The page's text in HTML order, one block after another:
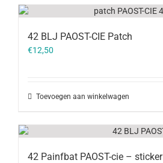
42 BLJ PAOST-CIE Patch
€12,50
Toevoegen aan winkelwagen
42 Painfbat PAOST-cie – sticker